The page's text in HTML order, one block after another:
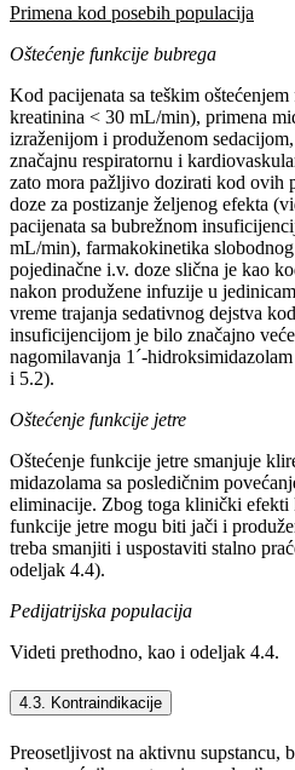
Primena kod posebih populacija
Oštećenje funkcije bubrega
Kod pacijenata sa teškim
kreatinina < 30 mL/min), primena
izraženijom i produženom
značajnu respiratornu i
zato mora pažljivo dozirati kod ovih
doze za postizanje željenog efekta
pacijenata sa bubrežnom
mL/min), farmakokinetika
pojedinačne i.v. doze slična je kao
nakon produžene infuzije u
vreme trajanja sedativnog dejstva
insuficijencijom je bilo značajno
nagomilavanja 1´-
i 5.2).
Oštećenje funkcije jetre
Oštećenje funkcije jetre smanjuje
midazolama sa posledičnim
eliminacije. Zbog toga klinički efekti
funkcije jetre mogu biti jači i
treba smanjiti i uspostaviti stalno
odeljak 4.4).
Pedijatrijska populacija
Videti prethodno, kao i odeljak 4.4.
4.3. Kontraindikacije
Preosetljivost na aktivnu supstancu,